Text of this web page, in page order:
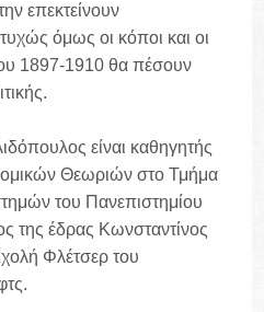
επεκτείνουν
όμως οι κόποι και οι
1897-1910 θα πέσουν
είναι καθηγητής
Θεωριών στο Τμήμα
του Πανεπιστημίου
της έδρας Κωνσταντίνος
Φλέτσερ του